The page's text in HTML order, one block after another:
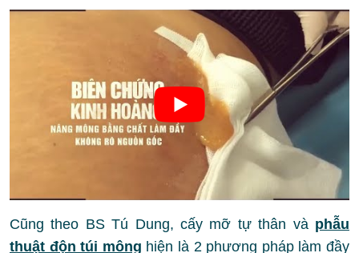
Cũng theo BS Tú Dung, cấy mỡ tự thân và phẫu
thuật độn túi mông hiện là 2 phương pháp làm đầy